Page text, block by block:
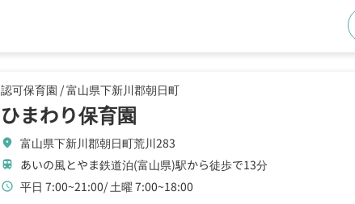
認可保育園 /富山県下新川郡朝日町
ひまわり保育園
location_on 富山県下新川郡朝日町荒川283
train あいの風とやま鉄道泊(富山県)駅から徒歩で13分
schedule 平日 7:00~21:00 土曜 7:00~18:00